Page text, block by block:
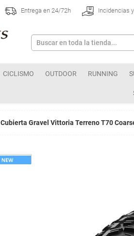
Entrega en 24/72h Incidencias
CICLISMO OUTDOOR RUNNING
Cubierta Gravel Vittoria Terreno T70